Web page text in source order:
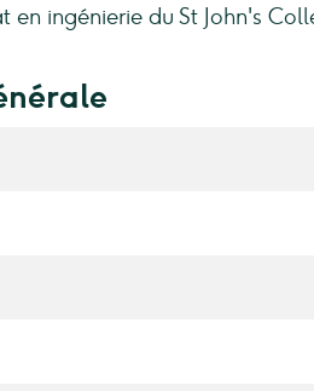
ingénierie du St John's